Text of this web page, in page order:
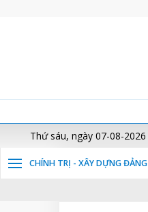
Thứ sáu, ngày 07-08-2026
CHÍNH TRỊ - XÂY DỰNG ĐẢNG